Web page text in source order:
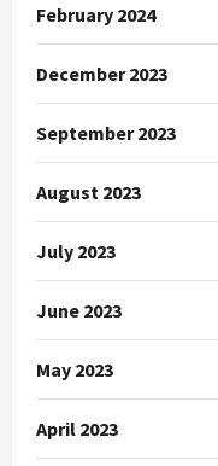
February 2024
December 2023
September 2023
August 2023
July 2023
June 2023
May 2023
April 2023